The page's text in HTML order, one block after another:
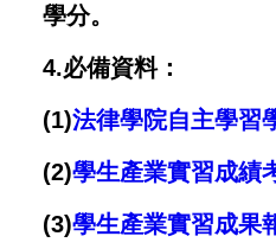
學分。
4.必備資料：
(1)法律學院自主學習
(2)學生產業實習成績
(3)學生產業實習成果